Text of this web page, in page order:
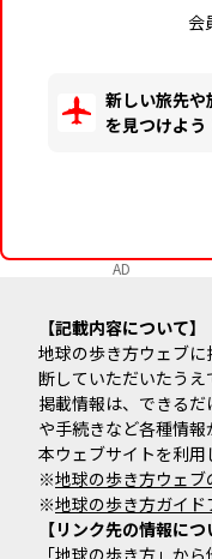
会
新しい旅先や
を見つけよう
AD
記載内容について
地球の歩き方ウェブ
断していただいたうえ
掲載情報は、できる
や手続きなど各種情報
本ウェブサイトを利用
※地球の歩き方ウェ
※地球の歩き方ガイ
リンク先の情報につ
「地球の歩き方」か